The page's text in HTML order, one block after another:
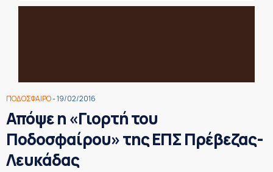
ΠΟΔΟΣΦΑΙΡΟ- 19/02/2016
Απόψε η «Γιορτή του
Ποδοσφαίρου» της ΕΠΣ Πρέβεζας-
Λευκάδας